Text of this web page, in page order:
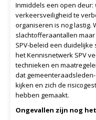
Inmiddels een open deur:
verkeersveiligheid te
organiseren is nog lastig.
slachtofferaantallen
SPV-beleid een
het Kennisnetwerk SPV
technieken en
dat
kijken en zich de
hebben gemaakt.
Ongevallen zijn nog